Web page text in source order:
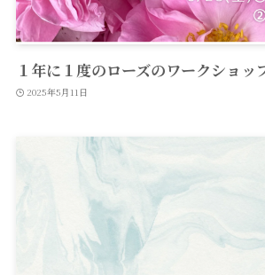
１年に１度のローズのワークショッ
2025年5月11日